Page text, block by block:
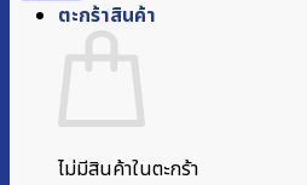
ตะกร้าสินค้า
ไม่มีสินค้าในตะกร้า